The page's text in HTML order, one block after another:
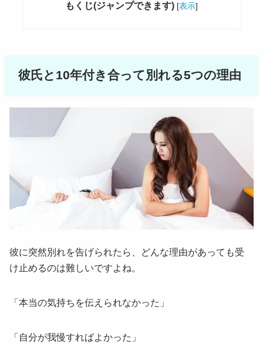
もくじ(ジャンプできます) [表示]
彼氏と10年付き合って別れる5つの理由
彼に突然別れを告げられたら、どんな理由があっても受
け止めるのは難しいですよね。
「本当の気持ちを伝えられなかった」
「自分が我慢すればよかった」